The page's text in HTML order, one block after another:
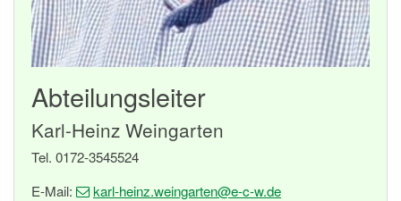
Abteilungsleiter
Karl-Heinz Weingarten
Tel. 0172-3545524
E-Mail:
karl-heinz.weingarten@e-c-w.de